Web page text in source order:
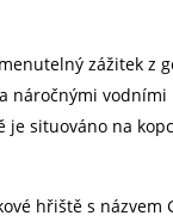
zážitek z
náročnými
situováno na
hřiště s názvem